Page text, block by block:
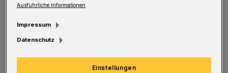
schwierigen Hindernisparcours, bei dem es
Ausführliche Informationen
Impressum
Datenschutz
Einstellungen